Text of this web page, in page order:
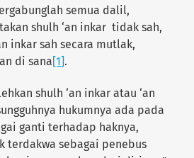
semua dalil,
shulh ‘an inkar tidak sah,
inkar sah secara mutlak,
di sana[1].
shulh ‘an inkar atau ‘an
hukumnya ada pada
ganti terhadap haknya,
terdakwa sebagai penebus